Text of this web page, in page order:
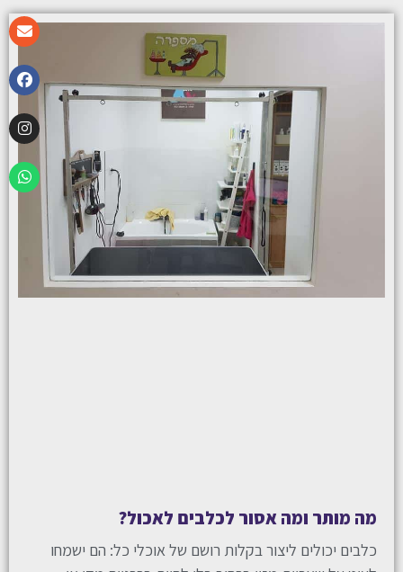
מה מותר ומה אסור לכלבים לאכול?
כלבים יכולים ליצור בקלות רושם של אוכלי כל: הם ישמחו